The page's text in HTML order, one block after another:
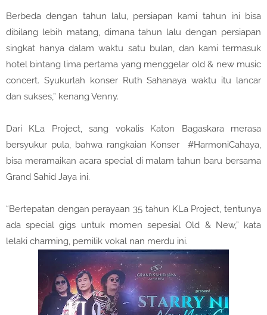
Berbeda dengan tahun lalu, persiapan kami tahun ini bisa
dibilang lebih matang, dimana tahun lalu dengan persiapan
singkat hanya dalam waktu satu bulan, dan kami termasuk
hotel bintang lima pertama yang menggelar old & new music
concert. Syukurlah konser Ruth Sahanaya waktu itu lancar
dan sukses,” kenang Venny.
Dari KLa Project, sang vokalis Katon Bagaskara merasa
bersyukur pula, bahwa rangkaian Konser #HarmoniCahaya,
bisa meramaikan acara special di malam tahun baru bersama
Grand Sahid Jaya ini.
“Bertepatan dengan perayaan 35 tahun KLa Project, tentunya
ada special gigs untuk momen sepesial Old & New,” kata
lelaki charming, pemilik vokal nan merdu ini.